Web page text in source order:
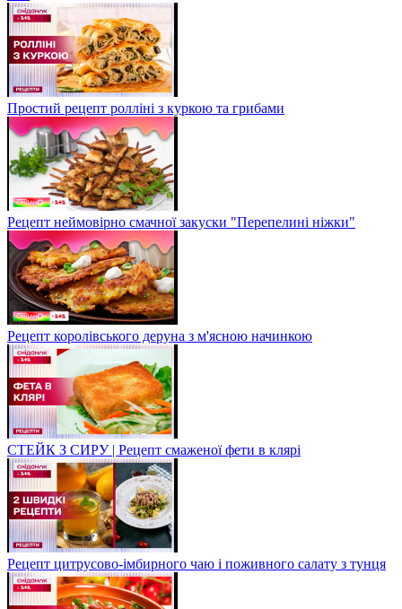
Простий рецепт ролліні з куркою та грибами
Рецепт неймовірно смачної закуски "Перепелині ніжки"
Рецепт королівського деруна з м'ясною начинкою
СТЕЙК З СИРУ | Рецепт смаженої фети в клярі
Рецепт цитрусово-імбирного чаю і поживного салату з тунця